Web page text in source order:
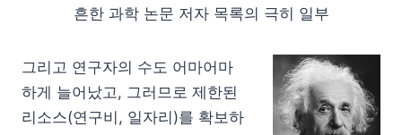
흔한 과학 논문 저자 목록의 극히 일부
그리고 연구자의 수도 어마어마
하게 늘어났고, 그러므로 제한된
리소스(연구비, 일자리)를 확보하